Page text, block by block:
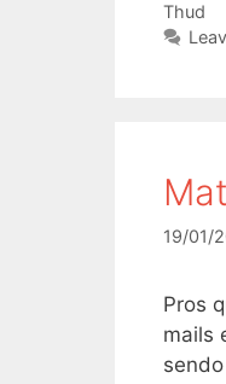
Thud
19/01/
Pros
mails